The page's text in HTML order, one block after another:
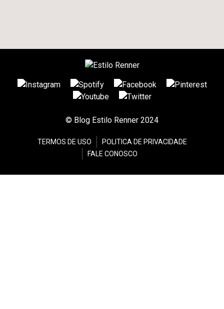
© Blog Estilo Renner 2024
TERMOS DE USO
POLITICA DE PRIVACIDADE
FALE CONOSCO